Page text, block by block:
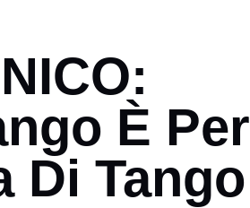
È Per
Di Tango